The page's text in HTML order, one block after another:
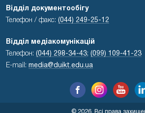
Відділ документообігу
Телефон / факс: (044) 249-25-12
Відділ медіакомунікацій
Телефон: (044) 298-34-43; (099) 109-41-23
E-mail: media@duikt.edu.ua